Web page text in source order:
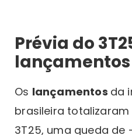
Prévia do
Os lançamentos da
brasileira totalizaram
3T25, uma queda de